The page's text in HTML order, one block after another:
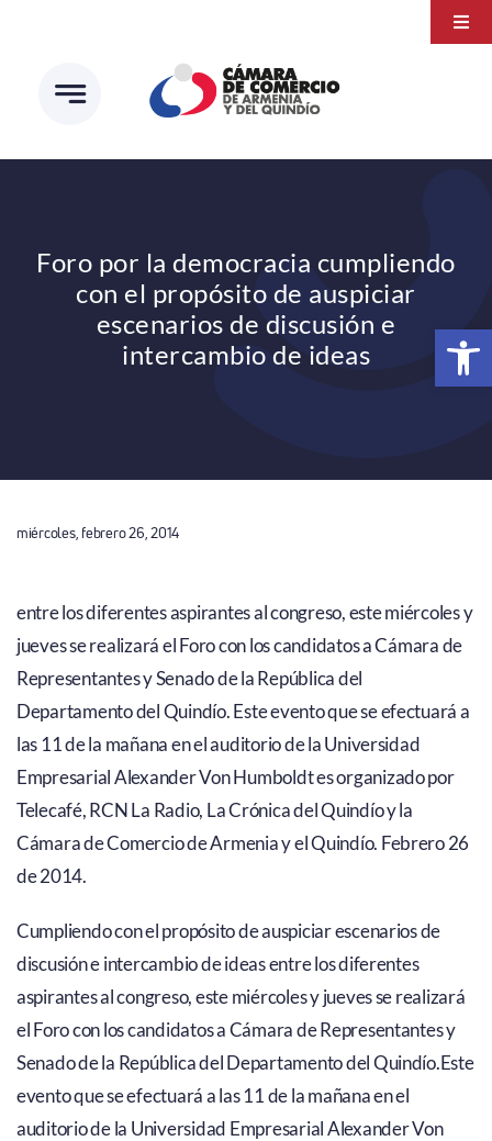
Abrir
contenido
Foro por la democracia cumpliendo
con el propósito de auspiciar
escenarios de discusión e
intercambio de ideas
miércoles, febrero 26, 2014
entre los diferentes aspirantes al congreso, este miércoles y
jueves se realizará el Foro con los candidatos a Cámara de
Representantes y Senado de la República del
Departamento del Quindío. Este evento que se efectuará a
las 11 de la mañana en el auditorio de la Universidad
Empresarial Alexander Von Humboldt es organizado por
Telecafé, RCN La Radio, La Crónica del Quindío y la
Cámara de Comercio de Armenia y el Quindío. Febrero 26
de 2014.
Cumpliendo con el propósito de auspiciar escenarios de
discusión e intercambio de ideas entre los diferentes
aspirantes al congreso, este miércoles y jueves se realizará
el Foro con los candidatos a Cámara de Representantes y
Senado de la República del Departamento del Quindío.Este
evento que se efectuará a las 11 de la mañana en el
auditorio de la Universidad Empresarial Alexander Von